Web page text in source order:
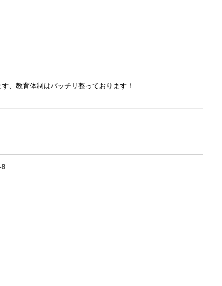
、教育体制はバッチリ整っております！
8